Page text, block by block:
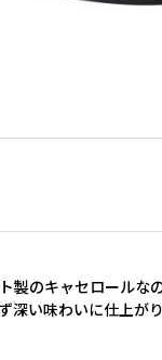
製のキャセロールな
深い味わいに仕上が